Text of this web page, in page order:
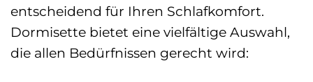
entscheidend für Ihren Schlafkomfort.
Dormisette bietet eine vielfältige Auswahl,
die allen Bedürfnissen gerecht wird: